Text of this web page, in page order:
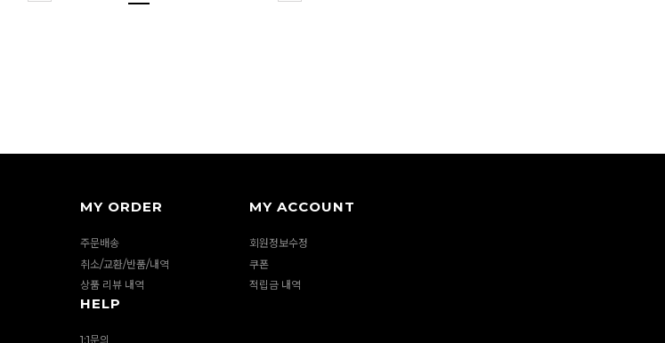
MY ORDER
주문배송
취소/교환/반품/내역
상품 리뷰 내역
MY ACCOUNT
회원정보수정
쿠폰
적립금 내역
HELP
1:1문의